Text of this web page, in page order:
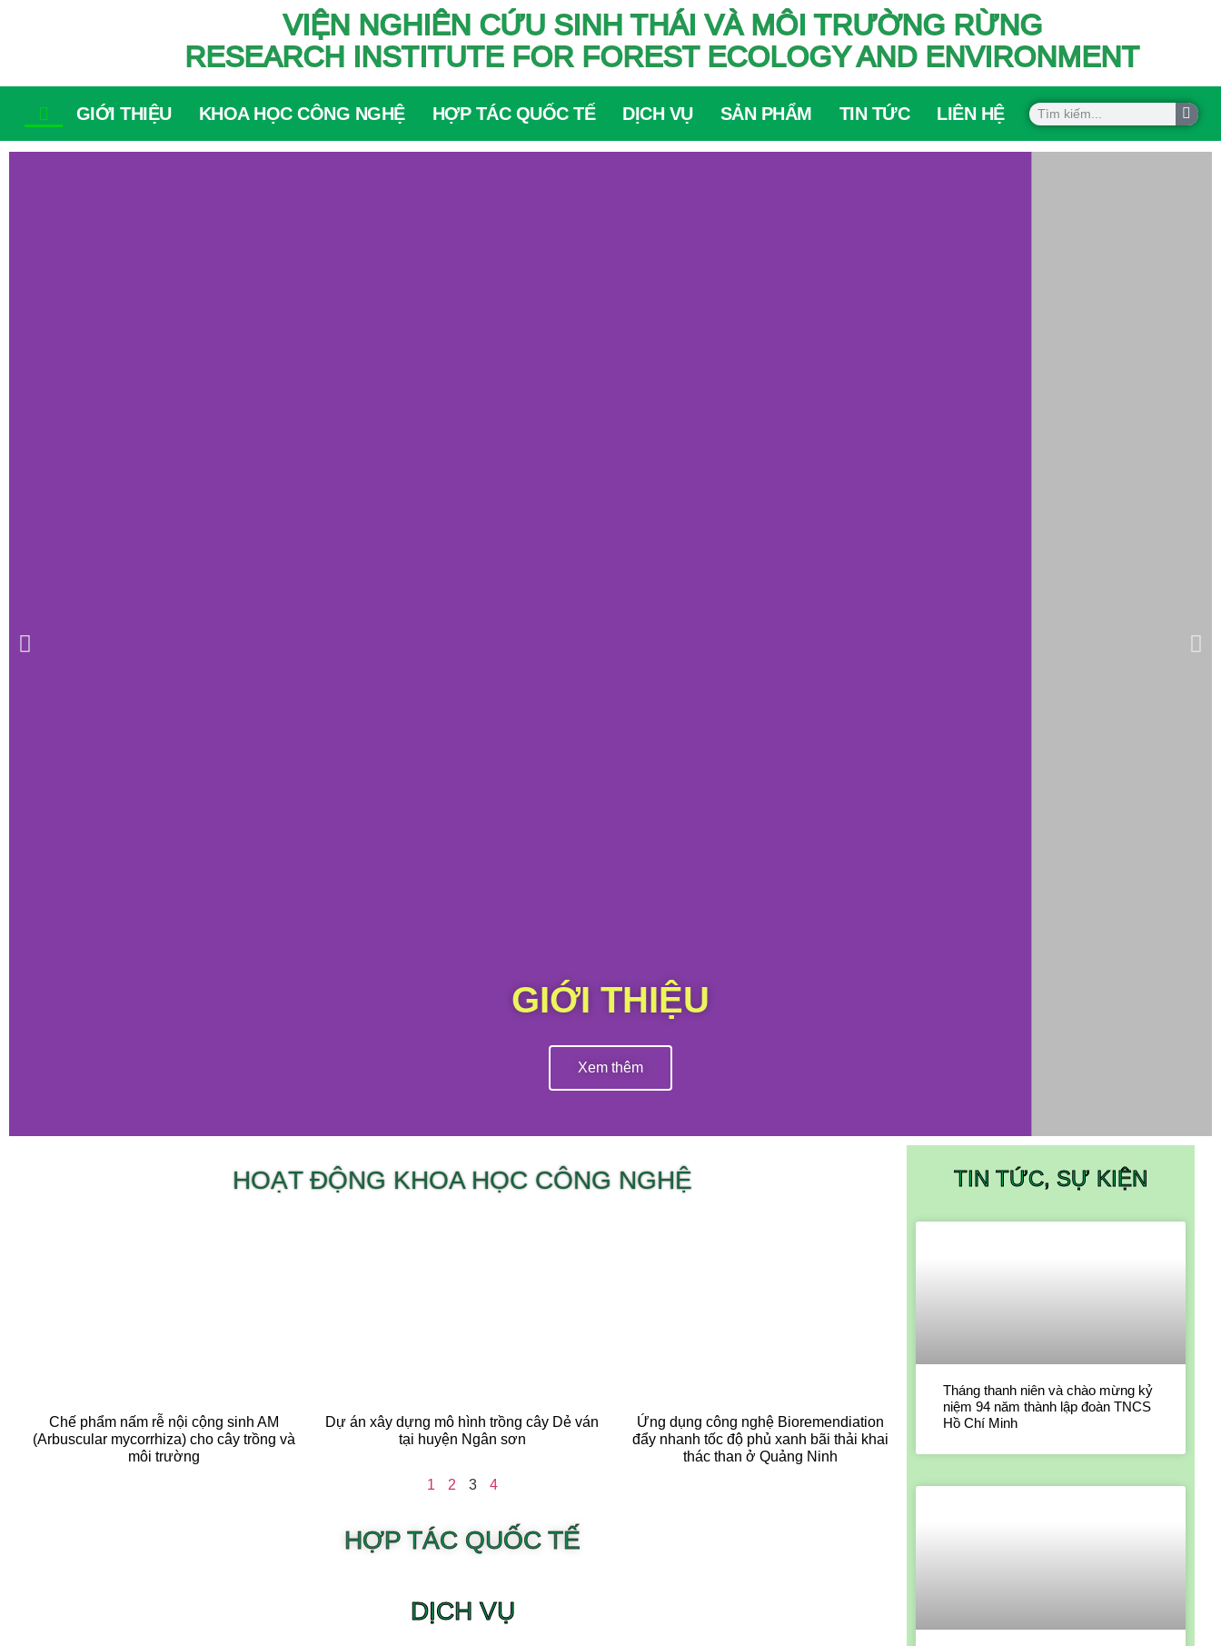
VIỆN NGHIÊN CỨU SINH THÁI VÀ MÔI TRƯỜNG RỪNG
RESEARCH INSTITUTE FOR FOREST ECOLOGY AND ENVIRONMENT
GIỚI THIỆU KHOA HỌC CÔNG NGHỆ HỢP TÁC QUỐC TẾ DỊCH VỤ SẢN PHẨM TIN TỨC LIÊN HỆ
GIỚI THIỆU
Xem thêm
HOẠT ĐỘNG KHOA HỌC CÔNG NGHỆ
Chế phẩm nấm rễ nội cộng sinh AM
(Arbuscular mycorrhiza) cho cây trồng và
môi trường
Dự án xây dựng mô hình trồng cây Dẻ ván
tại huyện Ngân sơn
Ứng dụng công nghệ Bioremendiation
đẩy nhanh tốc độ phủ xanh bãi thải khai
thác than ở Quảng Ninh
1
2 3 4
HỢP TÁC QUỐC TẾ
DỊCH VỤ
TIN TỨC, SỰ KIỆN
Tháng thanh niên và chào mừng kỷ
niệm 94 năm thành lập đoàn TNCS
Hồ Chí Minh